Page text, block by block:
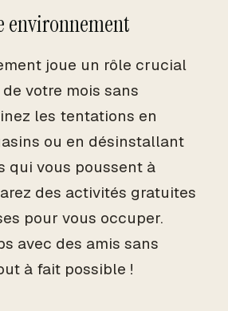
environnement
joue un rôle crucial
votre mois sans
les tentations en
ou en désinstallant
qui vous poussent à
des activités gratuites
pour vous occuper.
avec des amis sans
à fait possible !